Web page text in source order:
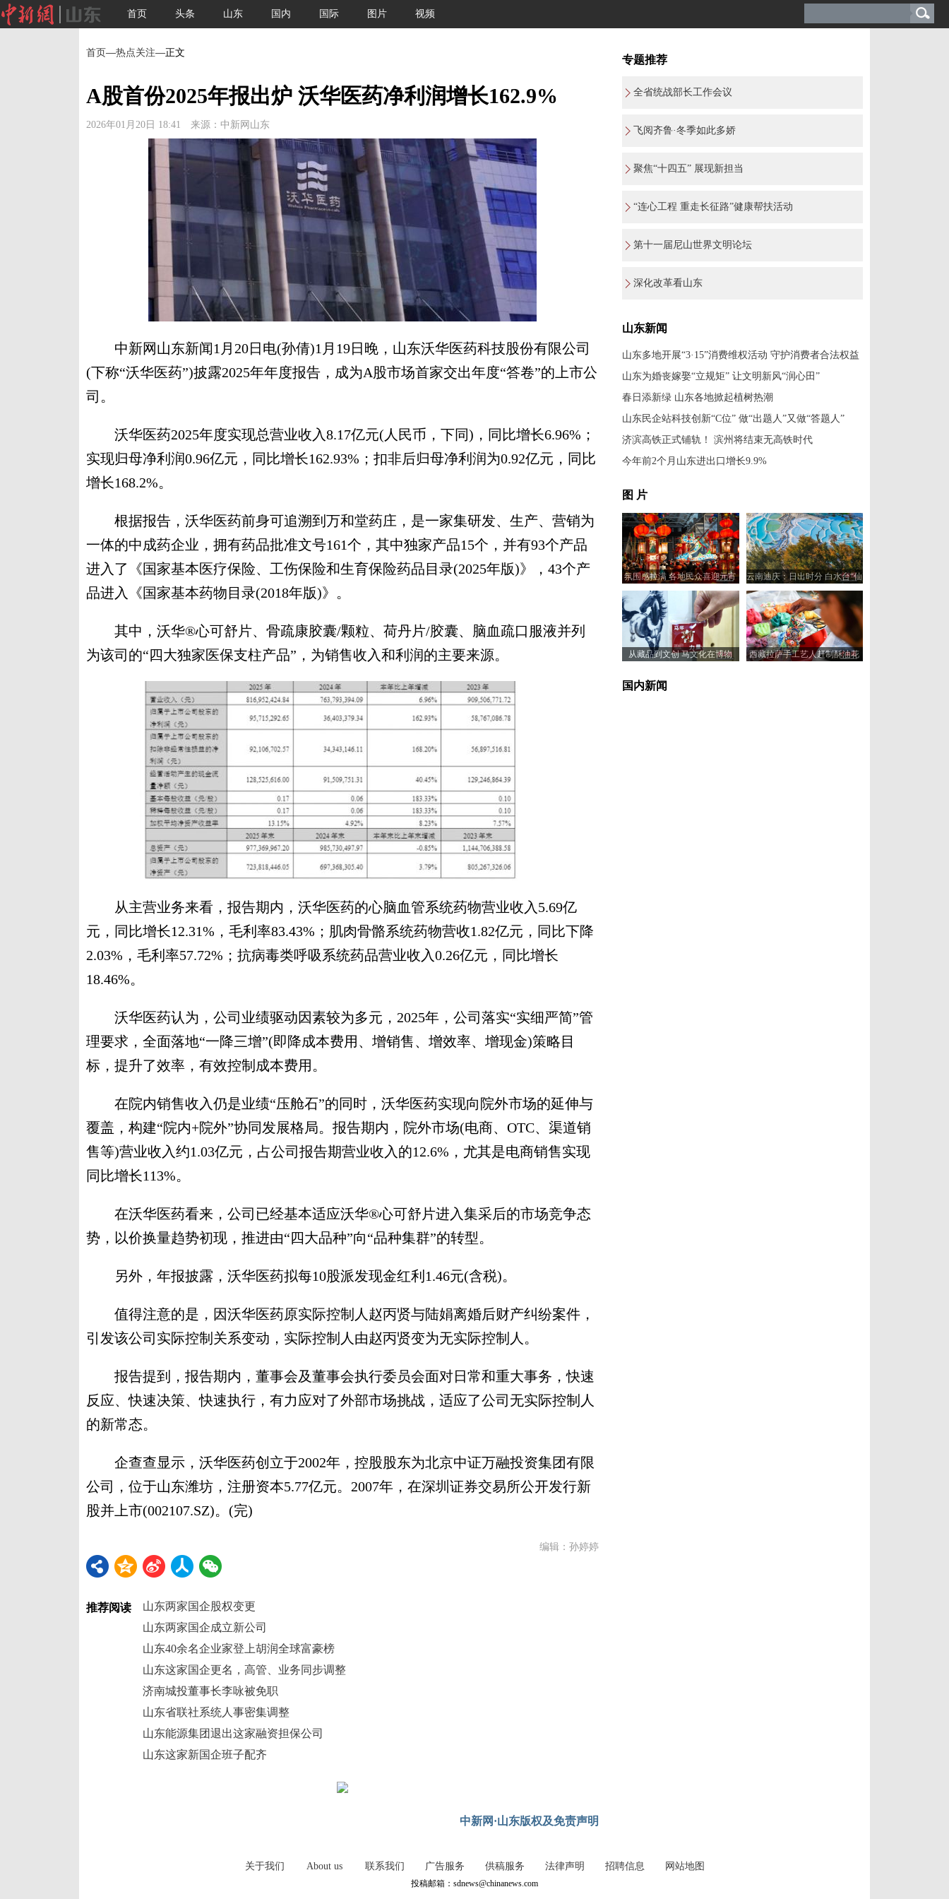
首页 头条 山东 国内 国际 图片 视频
首页—热点关注—正文
A股首份2025年报出炉 沃华医药净利润增长162.9%
2026年01月20日 18:41 来源：中新网山东
中新网山东新闻1月20日电(孙倩)1月19日晚，山东沃华医药科技股份有限公司
(下称“沃华医药”)披露2025年年度报告，成为A股市场首家交出年度“答卷”的上市公
司。
沃华医药2025年度实现总营业收入8.17亿元(人民币，下同)，同比增长6.96%；
实现归母净利润0.96亿元，同比增长162.93%；扣非后归母净利润为0.92亿元，同比
增长168.2%。
根据报告，沃华医药前身可追溯到万和堂药庄，是一家集研发、生产、营销为
一体的中成药企业，拥有药品批准文号161个，其中独家产品15个，并有93个产品
进入了《国家基本医疗保险、工伤保险和生育保险药品目录(2025年版)》，43个产
品进入《国家基本药物目录(2018年版)》。
其中，沃华®心可舒片、骨疏康胶囊/颗粒、荷丹片/胶囊、脑血疏口服液并列
为该司的“四大独家医保支柱产品”，为销售收入和利润的主要来源。
从主营业务来看，报告期内，沃华医药的心脑血管系统药物营业收入5.69亿
元，同比增长12.31%，毛利率83.43%；肌肉骨骼系统药物营收1.82亿元，同比下降
2.03%，毛利率57.72%；抗病毒类呼吸系统药品营业收入0.26亿元，同比增长
18.46%。
沃华医药认为，公司业绩驱动因素较为多元，2025年，公司落实“实细严简”管
理要求，全面落地“一降三增”(即降成本费用、增销售、增效率、增现金)策略目
标，提升了效率，有效控制成本费用。
在院内销售收入仍是业绩“压舱石”的同时，沃华医药实现向院外市场的延伸与
覆盖，构建“院内+院外”协同发展格局。报告期内，院外市场(电商、OTC、渠道销
售等)营业收入约1.03亿元，占公司报告期营业收入的12.6%，尤其是电商销售实现
同比增长113%。
在沃华医药看来，公司已经基本适应沃华®心可舒片进入集采后的市场竞争态
势，以价换量趋势初现，推进由“四大品种”向“品种集群”的转型。
另外，年报披露，沃华医药拟每10股派发现金红利1.46元(含税)。
值得注意的是，因沃华医药原实际控制人赵丙贤与陆娟离婚后财产纠纷案件，
引发该公司实际控制关系变动，实际控制人由赵丙贤变为无实际控制人。
报告提到，报告期内，董事会及董事会执行委员会面对日常和重大事务，快速
反应、快速决策、快速执行，有力应对了外部市场挑战，适应了公司无实际控制人
的新常态。
企查查显示，沃华医药创立于2002年，控股股东为北京中证万融投资集团有限
公司，位于山东潍坊，注册资本5.77亿元。2007年，在深圳证券交易所公开发行新
股并上市(002107.SZ)。(完)
编辑：孙婷婷
推荐阅读
山东两家国企股权变更
山东两家国企成立新公司
山东40余名企业家登上胡润全球富豪榜
山东这家国企更名，高管、业务同步调整
济南城投董事长李咏被免职
山东省联社系统人事密集调整
山东能源集团退出这家融资担保公司
山东这家新国企班子配齐
中新网·山东版权及免责声明
专题推荐
全省统战部长工作会议
飞阅齐鲁·冬季如此多娇
聚焦“十四五” 展现新担当
“连心工程 重走长征路”健康帮扶活动
第十一届尼山世界文明论坛
深化改革看山东
山东新闻
山东多地开展“3·15”消费维权活动 守护消费者合法权益
山东为婚丧嫁娶“立规矩” 让文明新风“润心田”
春日添新绿 山东各地掀起植树热潮
山东民企站科技创新“C位” 做“出题人”又做“答题人”
济滨高铁正式铺轨！ 滨州将结束无高铁时代
今年前2个月山东进出口增长9.9%
图 片
氛围感拉满 各地民众喜迎元宵
佳节
云南迪庆：日出时分 白水台“仙
人遗田”染金边
从藏品到文创 马文化在博物
西藏拉萨手工艺人赶制酥油花
国内新闻
关于我们 About us 联系我们 广告服务 供稿服务 法律声明 招聘信息 网站地图
投稿邮箱：sdnews@chinanews.com